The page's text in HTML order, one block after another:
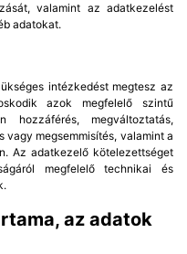
valamint az adatkezelést
adatokat.
intézkedést megtesz az
azok megfelelő szintű
hozzáférés, megváltoztatás,
megsemmisítés, valamint a
Az adatkezelő kötelezettséget
megfelelő technikai és
az adatok